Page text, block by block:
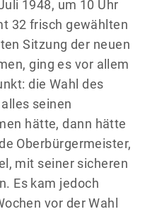
1948, um 10 Uhr
32 frisch gewählten
Sitzung der neuen
ging es vor allem
die Wahl des
seinen
hätte, dann hätte
Oberbürgermeister,
mit seiner sicheren
Es kam jedoch
vor der Wahl